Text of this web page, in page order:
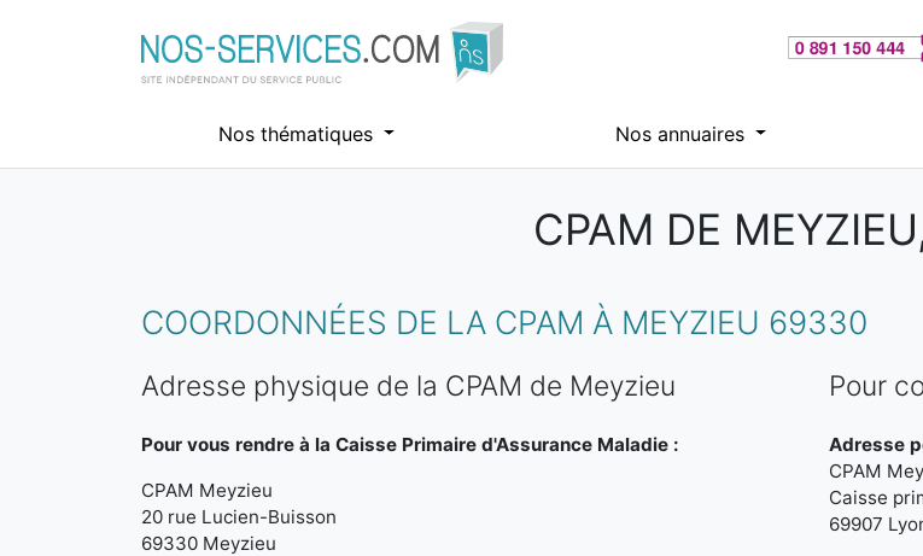
Nos thématiques Nos annuaires
CPAM DE
COORDONNÉES DE LA CPAM À MEYZIEU 69330
Adresse physique de la CPAM de Meyzieu
Pour vous rendre à la Caisse Primaire d'Assurance Maladie :
CPAM Meyzieu
20 rue Lucien-Buisson
69330 Meyzieu
Pour
Adresse
CPAM
Caisse
69907